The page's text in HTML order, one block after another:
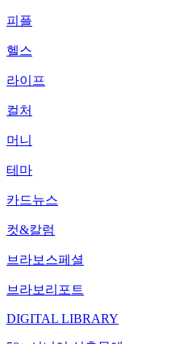
피플
헬스
라이프
컬처
머니
테마
카드뉴스
컷&칼럼
브라보스페셜
브라보리포트
DIGITAL LIBRARY